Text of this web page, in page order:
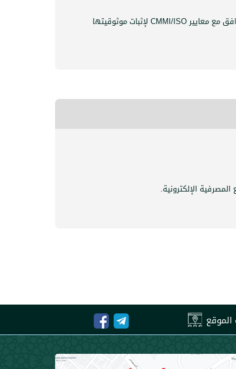
مع معاييرCMMI/ISO لإثبات موثوقيتها
.